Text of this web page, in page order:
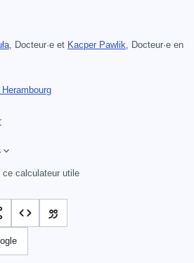
, Docteur·e et Kacper Pawlik, Docteur·e en
calculateur utile